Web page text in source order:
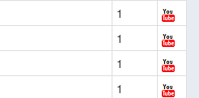
1
1
1
1